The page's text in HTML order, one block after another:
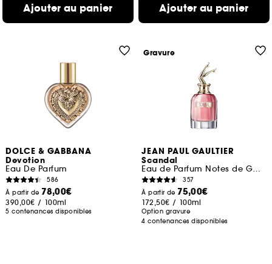
Ajouter au panier Ajouter au panier
DOLCE & GABBANA
Devotion
Eau De Parfum
586
À partir de 78,00€
390,00€ / 100ml
5 contenances disponibles
JEAN PAUL GAULTIER
Scandal
Eau de Parfum Notes de Gardenia, Miel et Patchouli
357
À partir de 75,00€
172,50€ / 100ml
Option gravure
4 contenances disponibles
Gravure